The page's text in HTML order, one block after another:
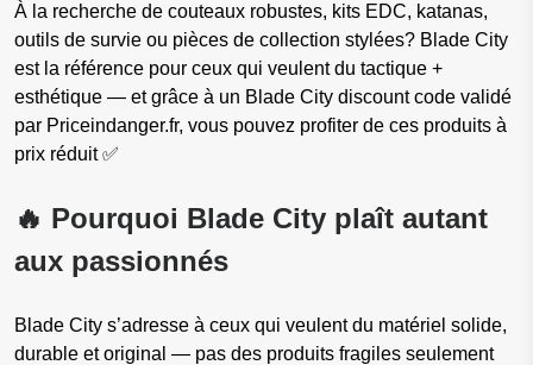
À la recherche de couteaux robustes, kits EDC, katanas,
outils de survie ou pièces de collection stylées? Blade City
est la référence pour ceux qui veulent du tactique +
esthétique — et grâce à un Blade City discount code validé
par Priceindanger.fr, vous pouvez profiter de ces produits à
prix réduit ✅
🔥 Pourquoi Blade City plaît autant
aux passionnés
Blade City s’adresse à ceux qui veulent du matériel solide,
durable et original — pas des produits fragiles seulement